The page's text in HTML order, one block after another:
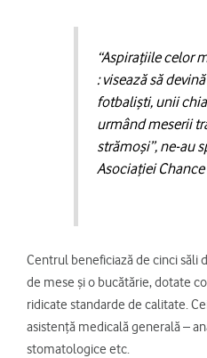
“Aspirațiile celor
: visează să
fotbaliști, unii
urmând meserii
strămoși”, ne-au
Asociației
Centrul beneficiază de cinci săli
de mese și o bucătărie, dotate
ridicate standarde de calitate.
asistență medicală generală –
stomatologice etc.